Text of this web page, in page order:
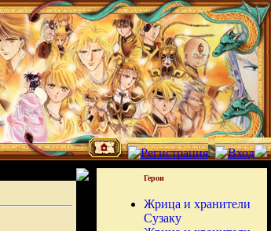
Герои
Жрица и хранители
Сузаку